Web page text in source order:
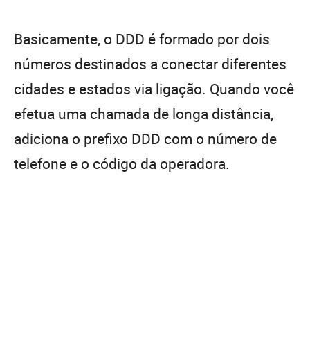
Basicamente, o DDD é formado por dois
números destinados a conectar diferentes
cidades e estados via ligação. Quando você
efetua uma chamada de longa distância,
adiciona o prefixo DDD com o número de
telefone e o código da operadora.